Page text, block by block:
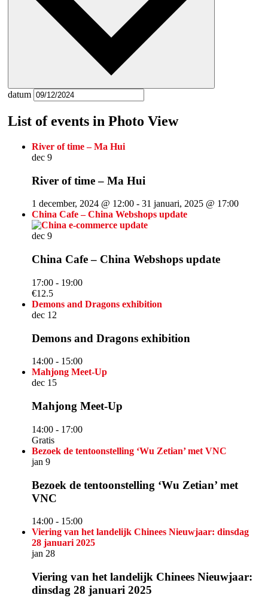
datum
List of events in Photo View
River of time – Ma Hui
dec 9
River of time – Ma Hui
1 december, 2024 @ 12:00 - 31 januari, 2025 @ 17:00
China Cafe – China Webshops update
dec 9
China Cafe – China Webshops update
17:00 - 19:00
€12.5
Demons and Dragons exhibition
dec 12
Demons and Dragons exhibition
14:00 - 15:00
Mahjong Meet-Up
dec 15
Mahjong Meet-Up
14:00 - 17:00
Gratis
Bezoek de tentoonstelling ‘Wu Zetian’ met VNC
jan 9
Bezoek de tentoonstelling ‘Wu Zetian’ met
VNC
14:00 - 15:00
Viering van het landelijk Chinees Nieuwjaar: dinsdag
28 januari 2025
jan 28
Viering van het landelijk Chinees Nieuwjaar:
dinsdag 28 januari 2025